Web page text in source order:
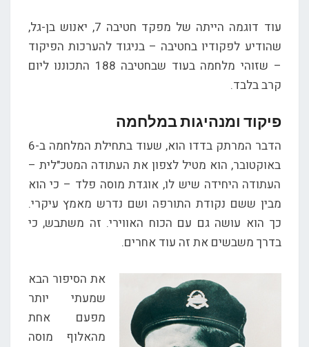
עוד דוגמה הייתה של מפקד חטיבה 7, יאנוש בן-גל,
שהודיע לפקודיו בחטיבה – בניגוד להערכות הפיקוד
– שזוהי מלחמה בעוד שבחטיבה 188 התכוננו ליום
קרב בלבד.
פיקוד ומנהיגות במלחמה
הדבר המרתק בדדו הוא, שעוד בתחילת המלחמה ב-6
באוקטובר, הוא מטיל לצפון את העתודה המטכ"לית –
העתודה היחידה שיש לו, אוגדת מוסה פלד – כי הוא
מבין ששם נקודת התורפה ושם נדרש מאמץ עיקרי.
כך הוא עושה גם עם הכוח האווירי. זה משתבש, כי
בדרך משבשים את זה עוד אחרים.
את הסיפור הבא
שמעתי יותר
מפעם אחת
מהאלוף מוסה